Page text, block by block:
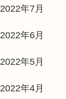
2022年7月
2022年6月
2022年5月
2022年4月